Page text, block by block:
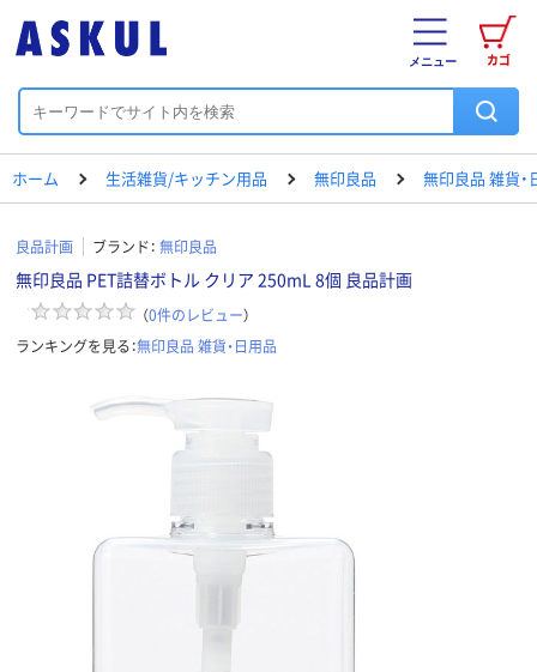
カゴ
メニュー
ホーム 生活雑貨/キッチン用品 無印良品 無印良品 雑貨・
良品計画 ブランド： 無印良品
無印良品 PET詰替ボトル クリア 250mL 8個 良品計画
（0件のレビュー）
ランキングを見る：無印良品 雑貨・日用品